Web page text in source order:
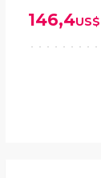
146,4US$